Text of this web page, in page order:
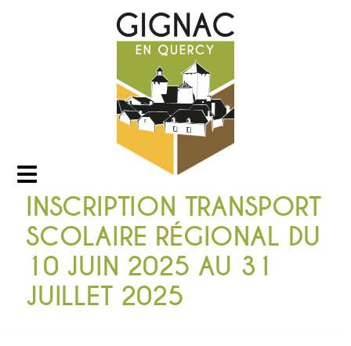
INSCRIPTION TRANSPORT
SCOLAIRE RÉGIONAL DU
10 JUIN 2025 AU 31
JUILLET 2025